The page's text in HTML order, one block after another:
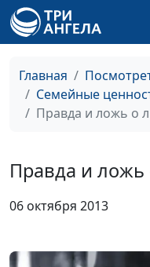
Главная
Семейные
Правда и ложь о
Правда и
06 октября 2013
Как планировать
семейный бюджет?
Как "растянуть"
Критика